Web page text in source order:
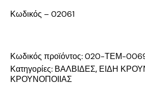
Κωδικός – 02061
Κωδικός προϊόντος:020-ΤΕΜ-
Κατηγορίες: ΒΑΛΒΙΔΕΣ, ΕΙΔΗ
ΚΡΟΥΝΟΠΟΙΙΑΣ